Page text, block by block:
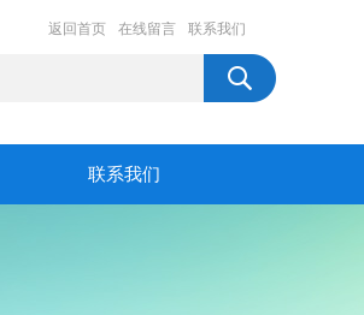
返回首页 在线留言 联系我们
联系我们